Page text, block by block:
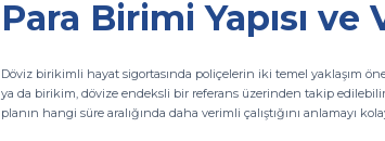
Para Birimi Yapısı ve
Döviz birikimli hayat sigortasında poliçelerin iki temel yaklaşım
ya da birikim, dövize endeksli bir referans üzerinden takip
planın hangi süre aralığında daha verimli çalıştığını anlamayı